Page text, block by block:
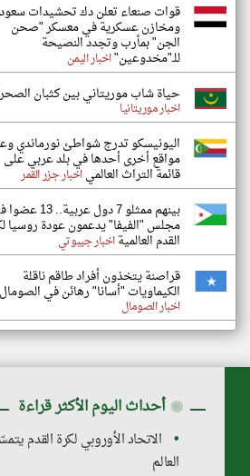
قوات صنعاء تعلن دك تحشيدات
ومخازن عسكرية في معسكر "صحن
الجن" بمأرب وتجدد النصيحة
للـ"مخدوعين"اخبار اليمن
حياة شاب موريتاني بين كثبان
اخبار موريتانيا
اليونيسكو تدرج شواطئ نورماندي
مواقع أخرى أحدها في بلد عربي على
قائمة التراث العالمياخبار جزر القمر
بينهم ممثلو 7 دول عربية..
مجلس "الفيفا" يدعمون عودة روسيا
القدم العالميةاخبار جيبوتي
قراصنة يتخذون أفراد طاقم ناقلة
الكيماويات "أسانا" رهائن في الصومال
اخبار الصومال
◉ أحداث اليوم الأكثر قراءة
الاتحاد الأوروبي لكرة القدم
العالم